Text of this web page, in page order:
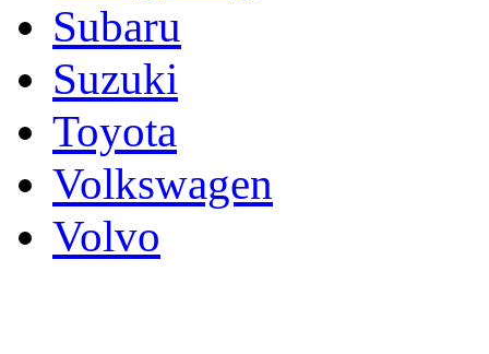
Subaru
Suzuki
Toyota
Volkswagen
Volvo